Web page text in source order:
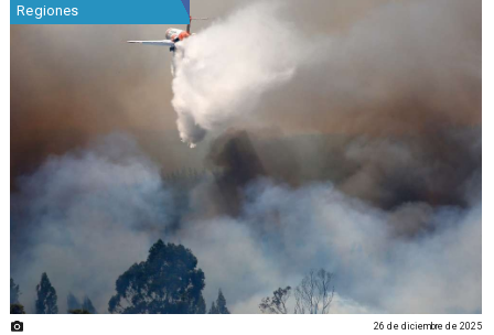
Regiones
26 de diciembre de 2025